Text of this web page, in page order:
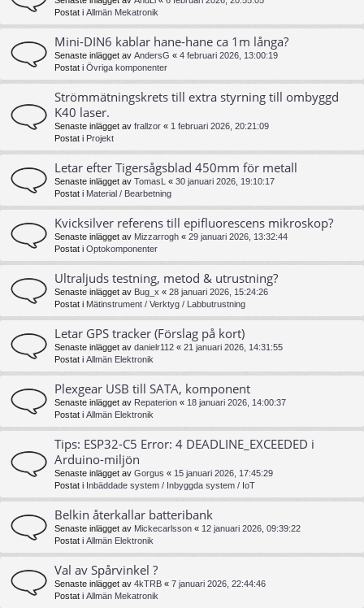
Postat i Allmän Mekatronik
Mini-DIN6 kablar hane-hane ca 1m långa?
Senaste inlägget av AndersG « 4 februari 2026, 13:00:19
Postat i Övriga komponenter
Strömmätningskrets till extra styrning till ombyggd
K40 laser.
Senaste inlägget av frallzor « 1 februari 2026, 20:21:09
Postat i Projekt
Letar efter Tigersågsblad 450mm för metall
Senaste inlägget av TomasL « 30 januari 2026, 19:10:17
Postat i Material / Bearbetning
Kvicksilver referens till epifluorescens mikroskop?
Senaste inlägget av Mizzarrogh « 29 januari 2026, 13:32:44
Postat i Optokomponenter
Ultraljuds testning, metod & utrustning?
Senaste inlägget av Bug_x « 28 januari 2026, 15:24:26
Postat i Mätinstrument / Verktyg / Labbutrustning
Letar GPS tracker (Förslag på kort)
Senaste inlägget av danielr112 « 21 januari 2026, 14:31:55
Postat i Allmän Elektronik
Plexgear USB till SATA, komponent
Senaste inlägget av Repaterion « 18 januari 2026, 14:00:37
Postat i Allmän Elektronik
Tips: ESP32-C5 Error: 4 DEADLINE_EXCEEDED i
Arduino-miljön
Senaste inlägget av Gorgus « 15 januari 2026, 17:45:29
Postat i Inbäddade system / Inbyggda system / IoT
Belkin återkallar batteribank
Senaste inlägget av Mickecarlsson « 12 januari 2026, 09:39:22
Postat i Allmän Elektronik
Val av Spårvinkel ?
Senaste inlägget av 4kTRB « 7 januari 2026, 22:44:46
Postat i Allmän Mekatronik